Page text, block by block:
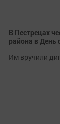
В Пестрецах
района в День
Им вручили